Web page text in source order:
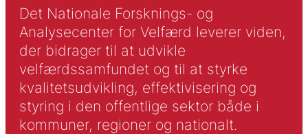
Det Nationale Forsknings- og
Analysecenter for Velfærd leverer viden,
der bidrager til at udvikle
velfærdssamfundet og til at styrke
kvalitetsudvikling, effektivisering og
styring i den offentlige sektor både i
kommuner, regioner og nationalt.